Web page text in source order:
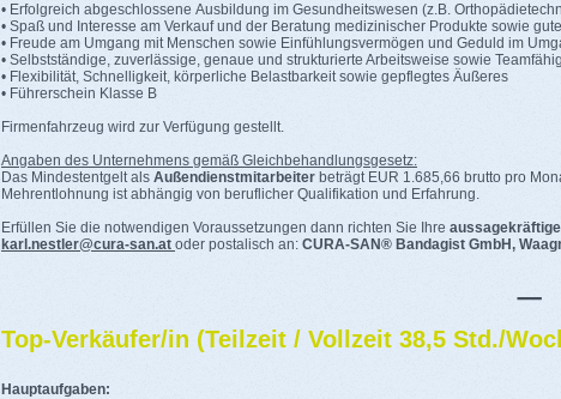
• Erfolgreich abgeschlossene Ausbildung im Gesundheitswesen (z.B.
• Spaß und Interesse am Verkauf und der Beratung medizinischer Produkte sowie
• Freude am Umgang mit Menschen sowie Einfühlungsvermögen und Geduld im
• Selbstständige, zuverlässige, genaue und strukturierte Arbeitsweise sowie
• Flexibilität, Schnelligkeit, körperliche Belastbarkeit sowie gepflegtes Äußeres
• Führerschein Klasse B
Firmenfahrzeug wird zur Verfügung gestellt.
Angaben des Unternehmens gemäß Gleichbehandlungsgesetz:
Das Mindestentgelt als Außendienstmitarbeiter beträgt EUR 1.685,66 brutto pro
Mehrentlohnung ist abhängig von beruflicher Qualifikation und Erfahrung.
Erfüllen Sie die notwendigen Voraussetzungen dann richten Sie Ihre
karl.nestler@cura-san.at oder postalisch an: CURA-SAN® Bandagist GmbH,
Top-Verkäufer/in (Teilzeit / Vollzeit 38,5 Std./
Hauptaufgaben: